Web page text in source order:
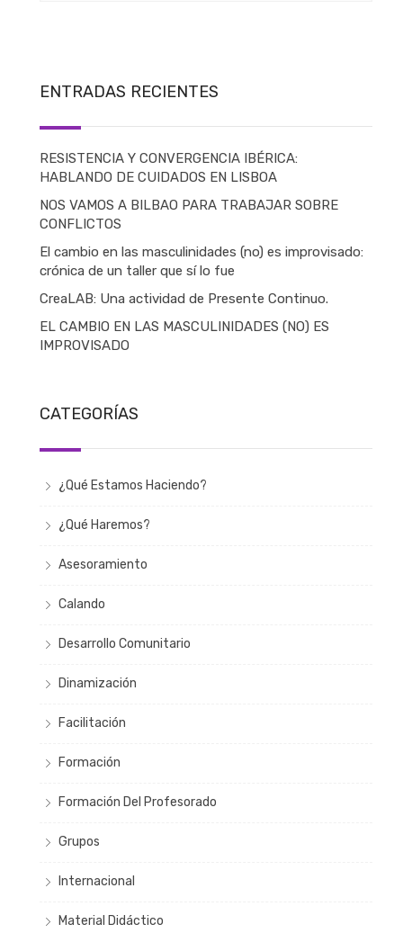
ENTRADAS RECIENTES
RESISTENCIA Y CONVERGENCIA IBÉRICA:
HABLANDO DE CUIDADOS EN LISBOA
NOS VAMOS A BILBAO PARA TRABAJAR SOBRE
CONFLICTOS
El cambio en las masculinidades (no) es improvisado:
crónica de un taller que sí lo fue
CreaLAB: Una actividad de Presente Continuo.
EL CAMBIO EN LAS MASCULINIDADES (NO) ES
IMPROVISADO
CATEGORÍAS
¿Qué Estamos Haciendo?
¿Qué Haremos?
Asesoramiento
Calando
Desarrollo Comunitario
Dinamización
Facilitación
Formación
Formación Del Profesorado
Grupos
Internacional
Material Didáctico